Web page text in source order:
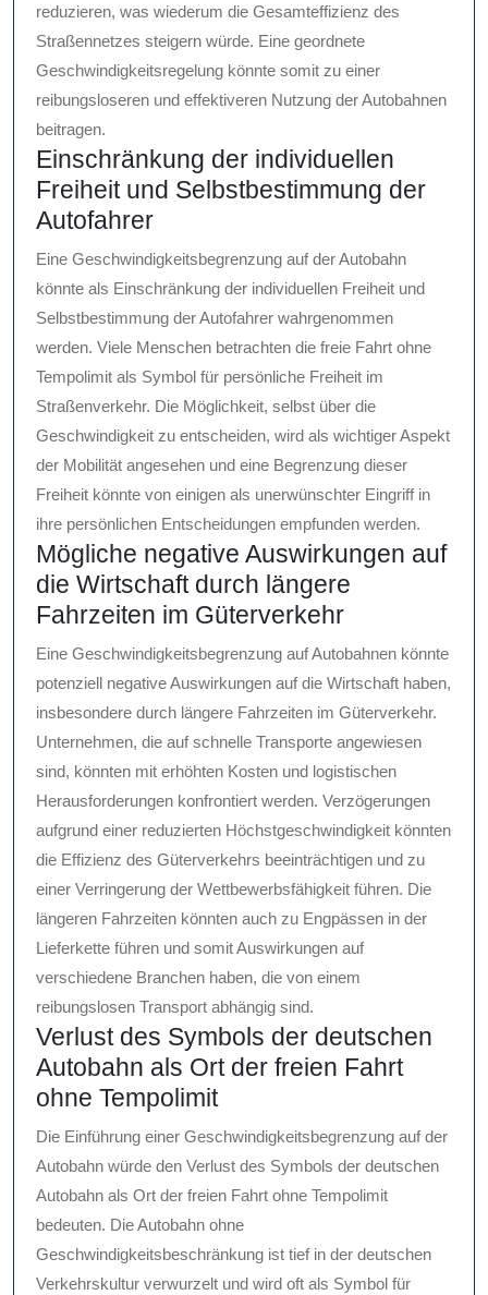
reduzieren, was wiederum die Gesamteffizienz des
Straßennetzes steigern würde. Eine geordnete
Geschwindigkeitsregelung könnte somit zu einer
reibungsloseren und effektiveren Nutzung der Autobahnen
beitragen.
Einschränkung der individuellen
Freiheit und Selbstbestimmung der
Autofahrer
Eine Geschwindigkeitsbegrenzung auf der Autobahn
könnte als Einschränkung der individuellen Freiheit und
Selbstbestimmung der Autofahrer wahrgenommen
werden. Viele Menschen betrachten die freie Fahrt ohne
Tempolimit als Symbol für persönliche Freiheit im
Straßenverkehr. Die Möglichkeit, selbst über die
Geschwindigkeit zu entscheiden, wird als wichtiger Aspekt
der Mobilität angesehen und eine Begrenzung dieser
Freiheit könnte von einigen als unerwünschter Eingriff in
ihre persönlichen Entscheidungen empfunden werden.
Mögliche negative Auswirkungen auf
die Wirtschaft durch längere
Fahrzeiten im Güterverkehr
Eine Geschwindigkeitsbegrenzung auf Autobahnen könnte
potenziell negative Auswirkungen auf die Wirtschaft haben,
insbesondere durch längere Fahrzeiten im Güterverkehr.
Unternehmen, die auf schnelle Transporte angewiesen
sind, könnten mit erhöhten Kosten und logistischen
Herausforderungen konfrontiert werden. Verzögerungen
aufgrund einer reduzierten Höchstgeschwindigkeit könnten
die Effizienz des Güterverkehrs beeinträchtigen und zu
einer Verringerung der Wettbewerbsfähigkeit führen. Die
längeren Fahrzeiten könnten auch zu Engpässen in der
Lieferkette führen und somit Auswirkungen auf
verschiedene Branchen haben, die von einem
reibungslosen Transport abhängig sind.
Verlust des Symbols der deutschen
Autobahn als Ort der freien Fahrt
ohne Tempolimit
Die Einführung einer Geschwindigkeitsbegrenzung auf der
Autobahn würde den Verlust des Symbols der deutschen
Autobahn als Ort der freien Fahrt ohne Tempolimit
bedeuten. Die Autobahn ohne
Geschwindigkeitsbeschränkung ist tief in der deutschen
Verkehrskultur verwurzelt und wird oft als Symbol für